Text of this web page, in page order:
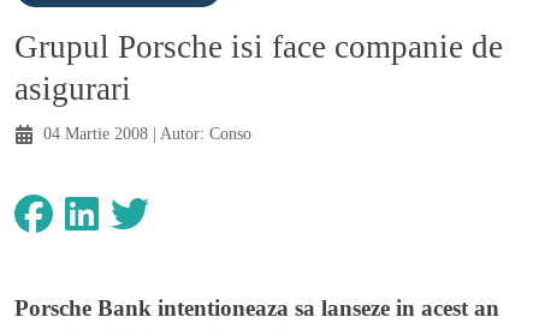
Grupul Porsche isi face companie de
asigurari
04 Martie 2008 | Autor: Conso
Porsche Bank intentioneaza sa lanseze in acest an